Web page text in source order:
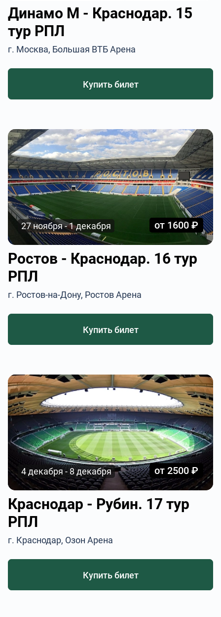
Динамо М - Краснодар. 15
тур РПЛ
г. Москва, Большая ВТБ Арена
Купить билет
27 ноября - 1 декабря от 1600 ₽
Ростов - Краснодар. 16 тур
РПЛ
г. Ростов-на-Дону, Ростов Арена
Купить билет
4 декабря - 8 декабря от 2500 ₽
Краснодар - Рубин. 17 тур
РПЛ
г. Краснодар, Озон Арена
Купить билет